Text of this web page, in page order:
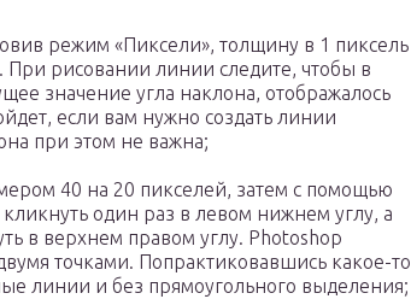
режим «Пиксели», толщину в 1 пиксель
рисовании линии следите, чтобы в
значение угла наклона, отображалось
если вам нужно создать линии
при этом не важна;
40 на 20 пикселей, затем с помощью
один раз в левом нижнем углу, а
в верхнем правом углу. Photoshop
точками. Попрактиковавшись какое-то
линии и без прямоугольного выделения;